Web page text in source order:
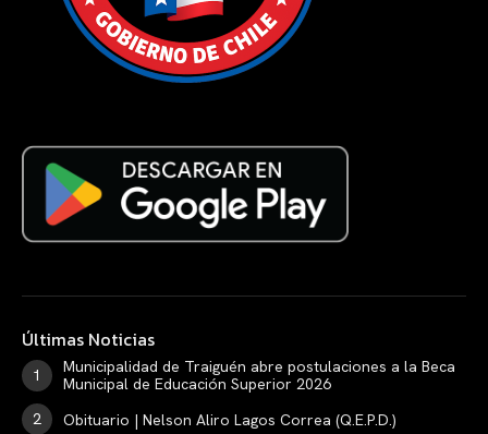
Últimas Noticias
Municipalidad de Traiguén abre postulaciones a la Beca
Municipal de Educación Superior 2026
Obituario | Nelson Aliro Lagos Correa (Q.E.P.D.)